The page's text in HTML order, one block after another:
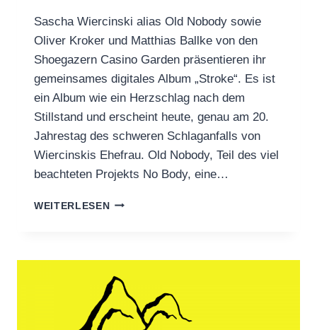
Sascha Wiercinski alias Old Nobody sowie
Oliver Kroker und Matthias Ballke von den
Shoegazern Casino Garden präsentieren ihr
gemeinsames digitales Album „Stroke“. Es ist
ein Album wie ein Herzschlag nach dem
Stillstand und erscheint heute, genau am 20.
Jahrestag des schweren Schlaganfalls von
Wiercinskis Ehefrau. Old Nobody, Teil des viel
beachteten Projekts No Body, eine…
WEITERLESENNEW
NOBODY
X
CASINO
GARDEN
OUT